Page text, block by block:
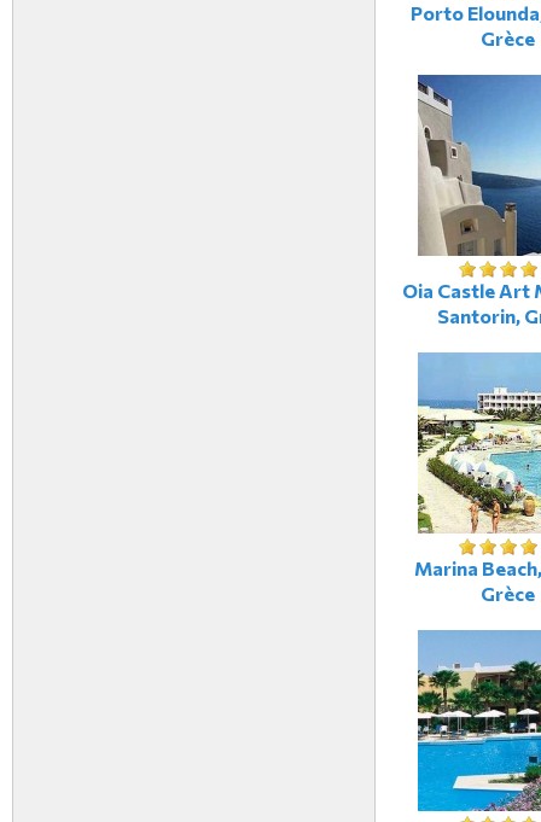
Porto
Grèce
Oia Castle Art
Santorin,
Marina
Grèce